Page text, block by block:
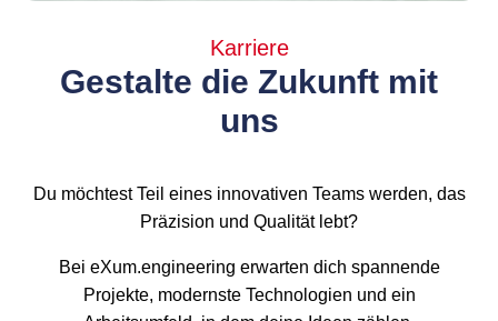
Karriere
Gestalte die Zukunft mit
uns
Du möchtest Teil eines innovativen Teams werden, das
Präzision und Qualität lebt?
Bei eXum.engineering erwarten dich spannende
Projekte, modernste Technologien und ein